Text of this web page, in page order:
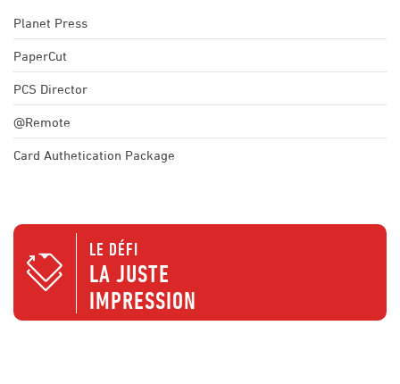
Planet Press
PaperCut
PCS Director
@Remote
Card Authetication Package
LE DÉFI
LA JUSTE
IMPRESSION